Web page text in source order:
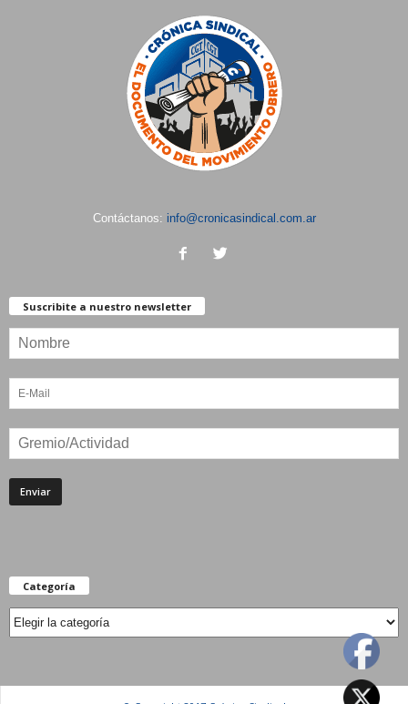
Contáctanos: info@cronicasindical.com.ar
Suscribite a nuestro newsletter
Categoría
Categoría